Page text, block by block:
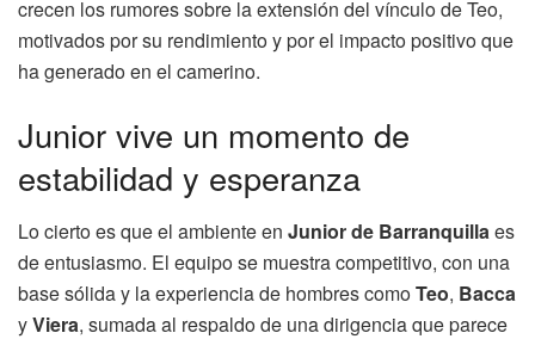
crecen los rumores sobre la extensión del vínculo de Teo,
motivados por su rendimiento y por el impacto positivo que
ha generado en el camerino.
Junior vive un momento de
estabilidad y esperanza
Lo cierto es que el ambiente en Junior de Barranquillaes
de entusiasmo. El equipo se muestra competitivo, con una
base sólida y la experiencia de hombres comoTeo, Bacca
yViera, sumada al respaldo de una dirigencia que parece